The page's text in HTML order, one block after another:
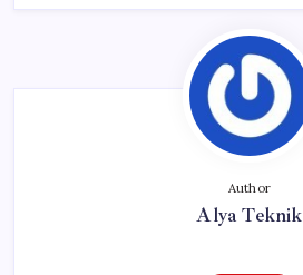
Author
Alya Teknik